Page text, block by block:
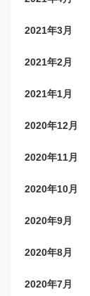
2021年3月
2021年2月
2021年1月
2020年12月
2020年11月
2020年10月
2020年9月
2020年8月
2020年7月